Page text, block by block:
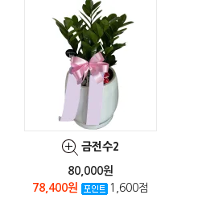
금전수2
80,000원
78,400원
1,600점